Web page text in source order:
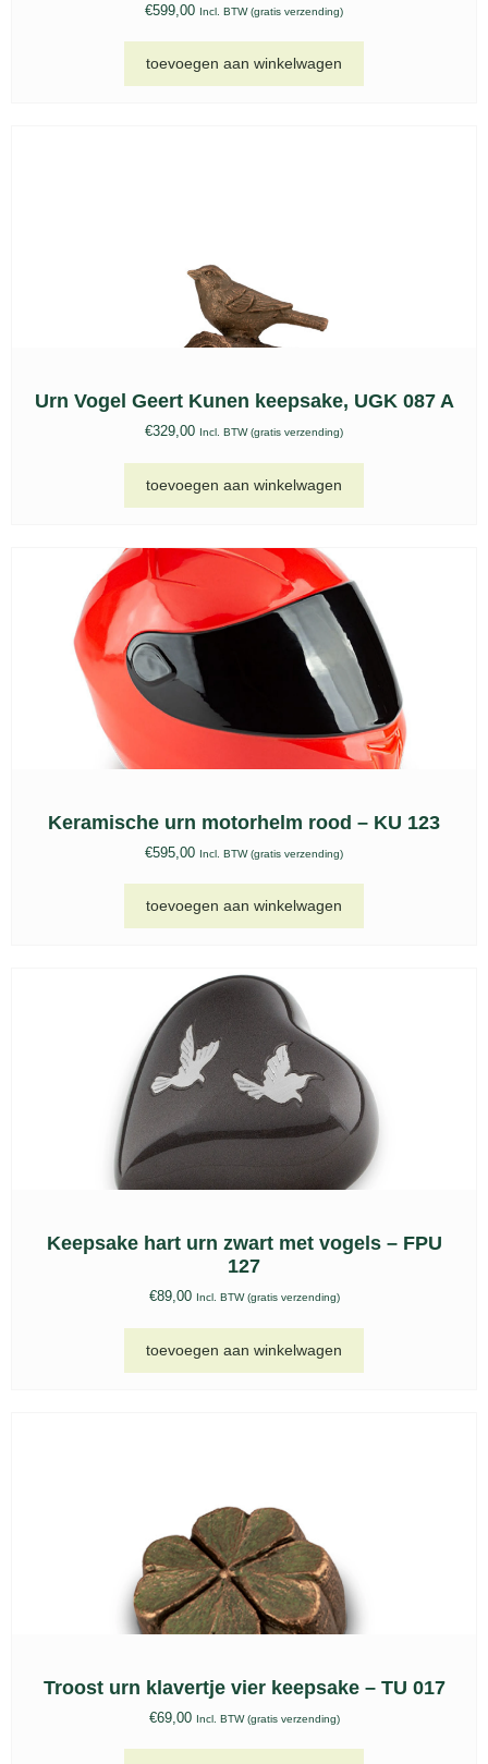
€599,00 Incl. BTW (gratis verzending)
toevoegen aan winkelwagen
Urn Vogel Geert Kunen keepsake, UGK 087 A
€329,00 Incl. BTW (gratis verzending)
toevoegen aan winkelwagen
Keramische urn motorhelm rood – KU 123
€595,00 Incl. BTW (gratis verzending)
toevoegen aan winkelwagen
Keepsake hart urn zwart met vogels – FPU
127
€89,00 Incl. BTW (gratis verzending)
toevoegen aan winkelwagen
Troost urn klavertje vier keepsake – TU 017
€69,00 Incl. BTW (gratis verzending)